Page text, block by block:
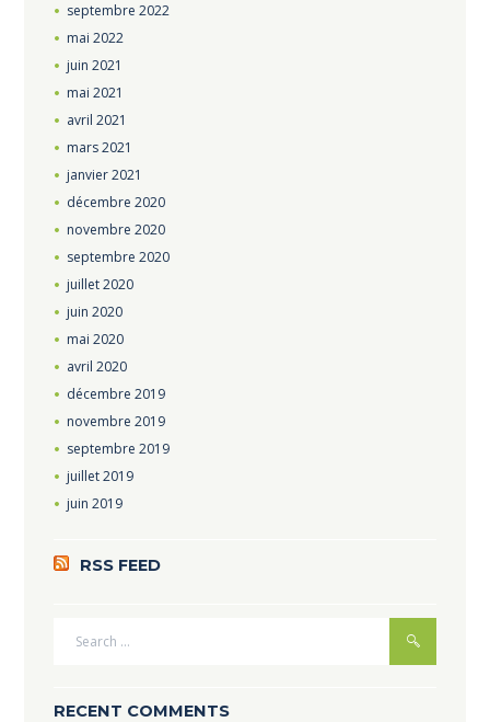
septembre 2022
mai 2022
juin 2021
mai 2021
avril 2021
mars2021
janvier2021
décembre 2020
novembre 2020
septembre 2020
juillet2020
juin 2020
mai 2020
avril 2020
décembre 2019
novembre 2019
septembre 2019
juillet2019
juin 2019
RSS FEED
RECENT COMMENTS